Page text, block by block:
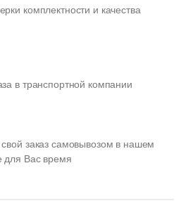
комплектности и качества
в транспортной компании
заказ самовывозом в нашем
для Вас время